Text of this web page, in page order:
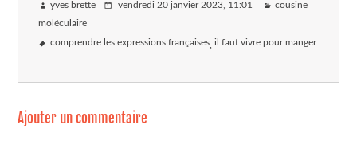
yves brette vendredi 20 janvier 2023, 11:01 cousine
moléculaire
comprendre les expressions françaises il faut vivre pour manger
Ajouter un commentaire